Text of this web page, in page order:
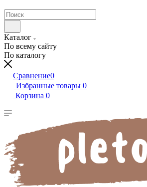
Каталог
По всему сайту
По каталогу
Сравнение0
Избранные товары 0
Корзина 0